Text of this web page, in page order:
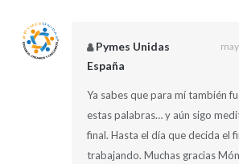
Pymes Unidas
España
Ya sabes que para mí también
estas palabras… y aún sigo
final. Hasta el día que decida el
trabajando. Muchas gracias